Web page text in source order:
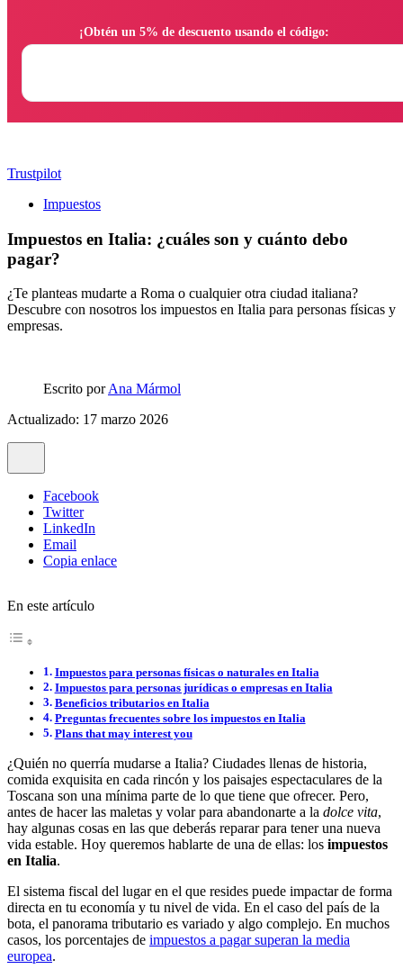
Trustpilot
Impuestos
Impuestos en Italia: ¿cuáles son y cuánto debo
pagar?
¿Te planteas mudarte a Roma o cualquier otra ciudad italiana?
Descubre con nosotros los impuestos en Italia para personas físicas y
empresas.
Escrito porAna Mármol
Actualizado: 17 marzo 2026
Facebook
Twitter
LinkedIn
Email
Copia enlace
En este artículo
Impuestos para personas físicas o naturales en Italia
Impuestos para personas jurídicas o empresas en Italia
Beneficios tributarios en Italia
Preguntas frecuentes sobre los impuestos en Italia
Plans that may interest you
¿Quién no querría mudarse a Italia? Ciudades llenas de historia,
comida exquisita en cada rincón y los paisajes espectaculares de la
Toscana son una mínima parte de lo que tiene que ofrecer. Pero,
antes de hacer las maletas y volar para abandonarte a la dolce vita,
hay algunas cosas en las que deberás reparar para tener una nueva
vida estable. Hoy queremos hablarte de una de ellas: los impuestos
en Italia.
El sistema fiscal del lugar en el que resides puede impactar de forma
directa en tu economía y tu nivel de vida. En el caso del país de la
bota, el panorama tributario es variado y algo complejo. En muchos
casos, los porcentajes de impuestos a pagar superan la media
europea.